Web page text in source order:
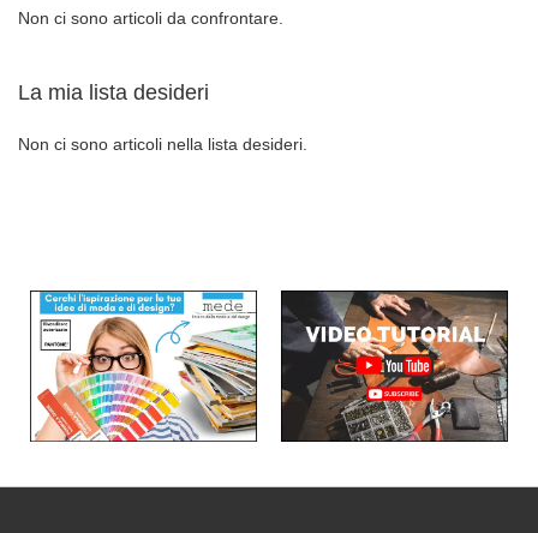
Non ci sono articoli da confrontare.
La mia lista desideri
Non ci sono articoli nella lista desideri.